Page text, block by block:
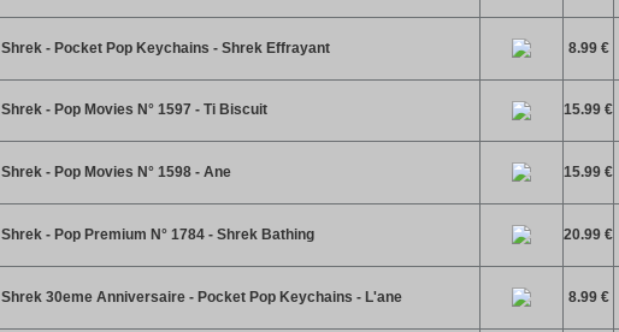
Shrek - Pocket Pop Keychains - Shrek Effrayant 8.99 €
Shrek - Pop Movies N° 1597 - Ti Biscuit 15.99 €
Shrek - Pop Movies N° 1598 - Ane 15.99 €
Shrek - Pop Premium N° 1784 - Shrek Bathing 20.99 €
Shrek 30eme Anniversaire - Pocket Pop Keychains - L'ane 8.99 €